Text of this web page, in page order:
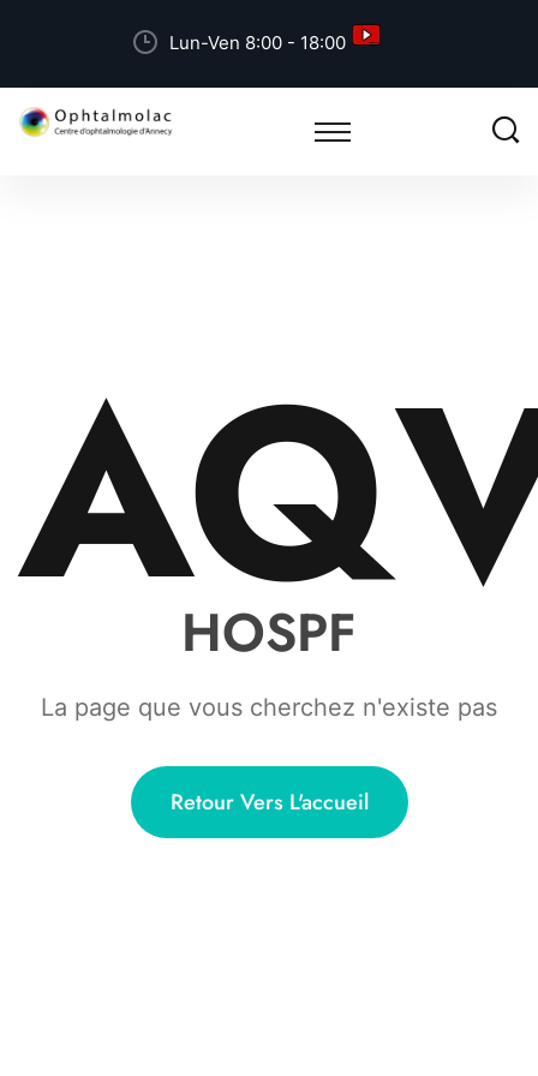
Lun-Ven 8:00 - 18:00
HOSPF
La page que vous cherchez n'existe pas
Retour Vers L'accueil